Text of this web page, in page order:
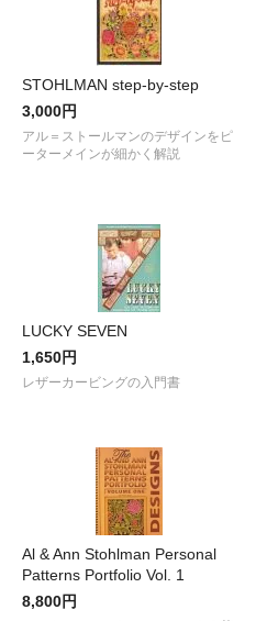
STOHLMAN step-by-step
3,000円
アル＝ストールマンのデザインをピ
ーターメインが細かく解説
LUCKY SEVEN
1,650円
レザーカービングの入門書
Al & Ann Stohlman Personal
Patterns Portfolio Vol. 1
8,800円